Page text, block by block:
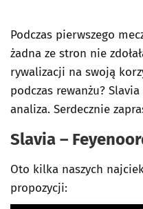
Podczas pierwszego
żadna ze stron nie
rywalizacji na swoją
podczas rewanżu?
analiza. Serdecznie
Slavia –
Oto kilka naszych
propozycji: